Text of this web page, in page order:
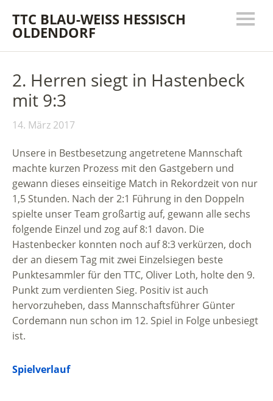
TTC BLAU-WEISS HESSISCH
OLDENDORF
2. Herren siegt in Hastenbeck
mit 9:3
14. März 2017
Unsere in Bestbesetzung angetretene Mannschaft
machte kurzen Prozess mit den Gastgebern und
gewann dieses einseitige Match in Rekordzeit von nur
1,5 Stunden. Nach der 2:1 Führung in den Doppeln
spielte unser Team großartig auf, gewann alle sechs
folgende Einzel und zog auf 8:1 davon. Die
Hastenbecker konnten noch auf 8:3 verkürzen, doch
der an diesem Tag mit zwei Einzelsiegen beste
Punktesammler für den TTC, Oliver Loth, holte den 9.
Punkt zum verdienten Sieg. Positiv ist auch
hervorzuheben, dass Mannschaftsführer Günter
Cordemann nun schon im 12. Spiel in Folge unbesiegt
ist.
Spielverlauf